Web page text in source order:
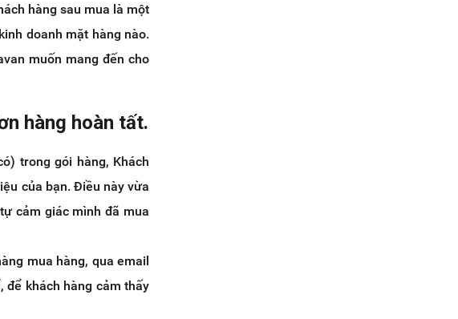
hàng sau mua là một
doanh mặt hàng nào.
muốn mang đến cho
hàng hoàn tất.
trong gói hàng, Khách
của bạn. Điều này vừa
cảm giác mình đã mua
mua hàng, qua email
để khách hàng cảm thấy